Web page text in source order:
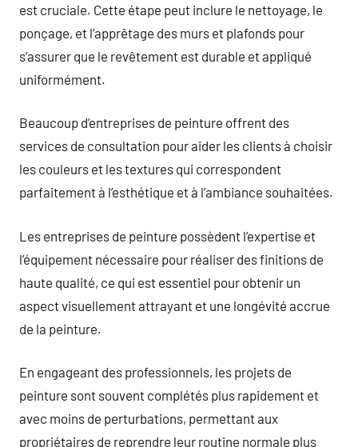
est cruciale. Cette étape peut inclure le nettoyage, le
ponçage, et l’apprêtage des murs et plafonds pour
s’assurer que le revêtement est durable et appliqué
uniformément.
Beaucoup d’entreprises de peinture offrent des
services de consultation pour aider les clients à choisir
les couleurs et les textures qui correspondent
parfaitement à l’esthétique et à l’ambiance souhaitées.
Les entreprises de peinture possèdent l’expertise et
l’équipement nécessaire pour réaliser des finitions de
haute qualité, ce qui est essentiel pour obtenir un
aspect visuellement attrayant et une longévité accrue
de la peinture.
En engageant des professionnels, les projets de
peinture sont souvent complétés plus rapidement et
avec moins de perturbations, permettant aux
propriétaires de reprendre leur routine normale plus